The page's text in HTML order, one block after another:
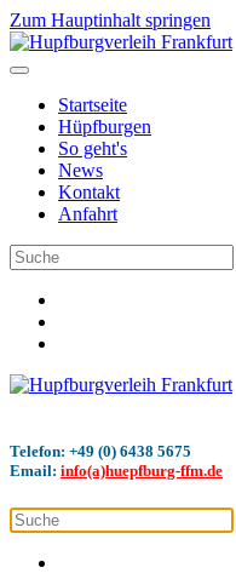
Zum Hauptinhalt springen
Startseite
Hüpfburgen
So geht's
News
Kontakt
Anfahrt
Telefon: +49 (0) 6438 5675
Email: info(a)huepfburg-ffm.de